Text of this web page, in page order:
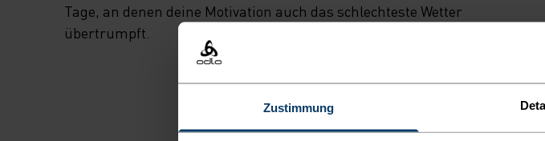
Zustimmung
Tage, an denen deine Motivation auch das schlechteste Wetter
übertrumpft.